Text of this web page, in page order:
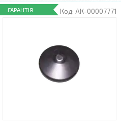
АК-00007771
ГАРАНТІЯ